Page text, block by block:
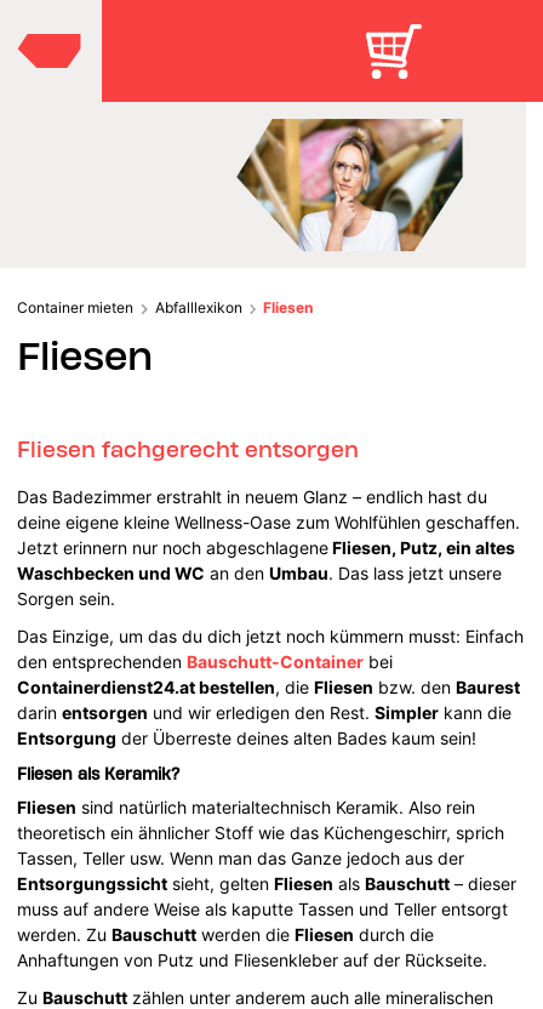
Container mieten Abfalllexikon Fliesen
Fliesen
Fliesen fachgerecht entsorgen
Das Badezimmer erstrahlt in neuem Glanz – endlich hast du
deine eigene kleine Wellness-Oase zum Wohlfühlen geschaffen.
Jetzt erinnern nur noch abgeschlageneFliesen, Putz, ein altes
Waschbecken und WC an denUmbau. Das lass jetzt unsere
Sorgen sein.
Das Einzige, um das du dich jetzt noch kümmern musst: Einfach
den entsprechenden Bauschutt-Container bei
Containerdienst24.at bestellen, dieFliesen bzw. denBaurest
darinentsorgen und wir erledigen den Rest.Simpler kann die
Entsorgung der Überreste deines alten Bades kaum sein!
Fliesen als Keramik?
Fliesen sind natürlich materialtechnisch Keramik. Also rein
theoretisch ein ähnlicher Stoff wie das Küchengeschirr, sprich
Tassen, Teller usw. Wenn man das Ganze jedoch aus der
Entsorgungssicht sieht, geltenFliesen alsBauschutt – dieser
muss auf andere Weise als kaputte Tassen und Teller entsorgt
werden. ZuBauschutt werden dieFliesen durch die
Anhaftungen von Putz und Fliesenkleber auf der Rückseite.
ZuBauschutt zählen unter anderem auch alle mineralischen